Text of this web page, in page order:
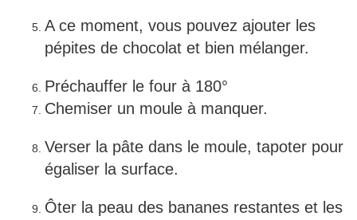
A ce moment, vous pouvez ajouter les
pépites de chocolat et bien mélanger.
Préchauffer le four à 180°
Chemiser un moule à manquer.
Verser la pâte dans le moule, tapoter pour
égaliser la surface.
Ôter la peau des bananes restantes et les